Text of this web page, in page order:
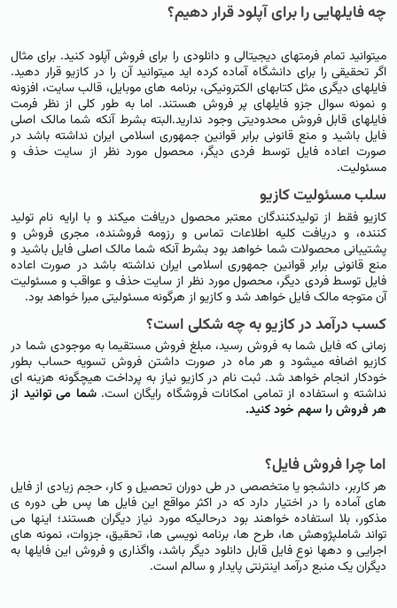
چه فایلهایی را برای آپلود قرار دهیم؟
میتوانید تمام فرمتهای دیجیتالی و دانلودی را برای فروش آپلود کنید. برای مثال
اگر تحقیقی را برای دانشگاه آماده کرده اید میتوانید آن را در کازیو قرار دهید.
فایلهای دیگری مثل کتابهای الکترونیکی، برنامه های موبایل، قالب سایت، افزونه
و نمونه سوال جزو فایلهای پر فروش هستند. اما به طور کلی از نظر فرمت
فایلهای قابل فروش محدودیتی وجود ندارید.البته بشرط آنکه شما مالک اصلی
فایل باشید و منع قانونی برابر قوانین جمهوری اسلامی ایران نداشته باشد در
صورت اعاده فایل توسط فردی دیگر، محصول مورد نظر از سایت حذف و
مسئولیت.
سلب مسئولیت کازیو
کازیو فقط از تولیدکنندگان معتبر محصول دریافت میکند و با ارایه نام تولید
کننده، و دریافت کلیه اطلاعات تماس و رزومه فروشنده، مجری فروش و
پشتیبانی محصولات شما خواهد بود بشرط آنکه شما مالک اصلی فایل باشید و
منع قانونی برابر قوانین جمهوری اسلامی ایران نداشته باشد در صورت اعاده
فایل توسط فردی دیگر، محصول مورد نظر از سایت حذف و عواقب و مسئولیت
آن متوجه مالک فایل خواهد شد و کازیو از هرگونه مسئولیتی مبرا خواهد بود.
کسب درآمد در کازیو به چه شکلی است؟
زمانی که فایل شما به فروش رسید، مبلغ فروش مستقیما به موجودی شما در
کازیو اضافه میشود و هر ماه در صورت داشتن فروش تسویه حساب بطور
خودکار انجام خواهد شد. ثبت نام در کازیو نیاز به پرداخت هیچگونه هزینه ای
نداشته و استفاده از تمامی امکانات فروشگاه رایگان است. شما می توانید از
هر فروش را سهم خود کنید.
اما چرا فروش فایل؟
هر کاربر، دانشجو یا متخصصی در طی دوران تحصیل و کار، حجم زیادی از فایل
های آماده را در اختیار دارد که در اکثر مواقع این فایل ها پس طی دوره ی
مذکور، بلا استفاده خواهند بود درحالیکه مورد نیاز دیگران هستند؛ اینها می
تواند شاملپژوهش ها، طرح ها، برنامه نویسی ها، تحقیق، جزوات، نمونه های
اجرایی و دهها نوع فایل قابل دانلود دیگر باشد، واگذاری و فروش این فایلها به
دیگران یک منبع درآمد اینترنتی پایدار و سالم است.